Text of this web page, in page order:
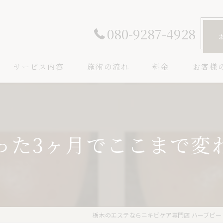
080-9287-4928
サービス内容 施術の流れ 料金 お客様
た3ヶ月でここまで変
栃木のエステならニキビケア専門店 ハーブピー